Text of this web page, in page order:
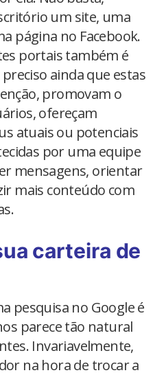
um site, uma
página no Facebook.
portais também é
ainda que estas
promovam o
ofereçam
atuais ou potenciais
por uma equipe
mensagens, orientar
mais conteúdo com
carteira de
pesquisa no Google é
parece tão natural
Invariavelmente,
na hora de trocar a